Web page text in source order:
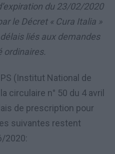
du 23/02/2020
le Décret « Cura Italia »
liés aux demandes
ordinaires.
(Institut National de
circulaire n° 50 du 4 avril
de prescription pour
suivantes restent
2020: